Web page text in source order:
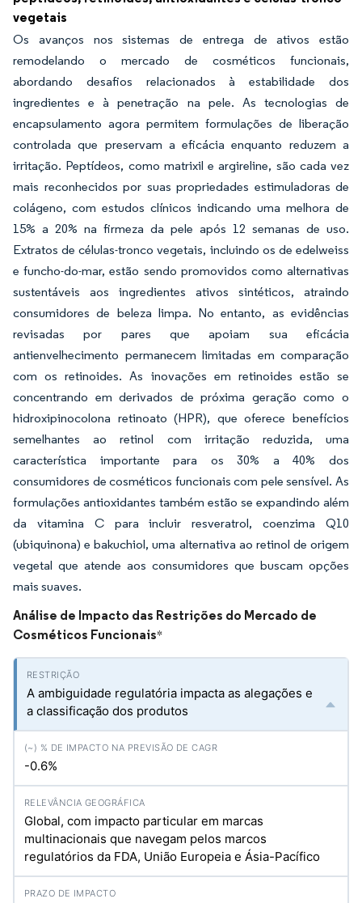
vegetais
Os avanços nos sistemas de entrega de ativos estão
remodelando o mercado de cosméticos funcionais,
abordando desafios relacionados à estabilidade dos
ingredientes e à penetração na pele. As tecnologias de
encapsulamento agora permitem formulações de liberação
controlada que preservam a eficácia enquanto reduzem a
irritação. Peptídeos, como matrixil e argireline, são cada vez
mais reconhecidos por suas propriedades estimuladoras de
colágeno, com estudos clínicos indicando uma melhora de
15% a 20% na firmeza da pele após 12 semanas de uso.
Extratos de células-tronco vegetais, incluindo os de edelweiss
e funcho-do-mar, estão sendo promovidos como alternativas
sustentáveis aos ingredientes ativos sintéticos, atraindo
consumidores de beleza limpa. No entanto, as evidências
revisadas por pares que apoiam sua eficácia
antienvelhecimento permanecem limitadas em comparação
com os retinoides. As inovações em retinoides estão se
concentrando em derivados de próxima geração como o
hidroxipinocolona retinoato (HPR), que oferece benefícios
semelhantes ao retinol com irritação reduzida, uma
característica importante para os 30% a 40% dos
consumidores de cosméticos funcionais com pele sensível. As
formulações antioxidantes também estão se expandindo além
da vitamina C para incluir resveratrol, coenzima Q10
(ubiquinona) e bakuchiol, uma alternativa ao retinol de origem
vegetal que atende aos consumidores que buscam opções
mais suaves.
Análise de Impacto das Restrições do Mercado de
Cosméticos Funcionais*
A ambiguidade regulatória impacta as alegações e
a classificação dos produtos
-0.6%
Global, com impacto particular em marcas
multinacionais que navegam pelos marcos
regulatórios da FDA, União Europeia e Ásia-Pacífico